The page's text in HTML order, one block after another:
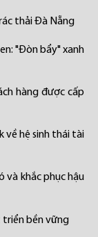
thải Đà Nẵng
"Đòn bẩy" xanh
hàng được cấp
về hệ sinh thái tài
và khắc phục hậu
triển bền vững